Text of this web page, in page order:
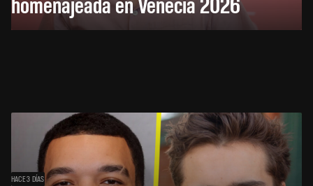
HACE 3 DÍAS